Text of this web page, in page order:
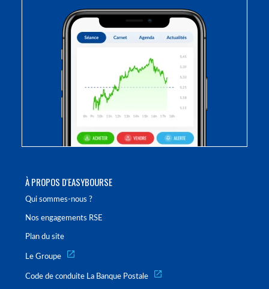
À PROPOS D'EASYBOURSE
Qui sommes-nous ?
Nos engagements RSE
Plan du site
Le Groupe
Code de conduite La Banque Postale